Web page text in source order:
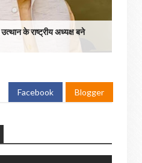
के राष्ट्रीय अध्यक्ष बने
Facebook Blogger